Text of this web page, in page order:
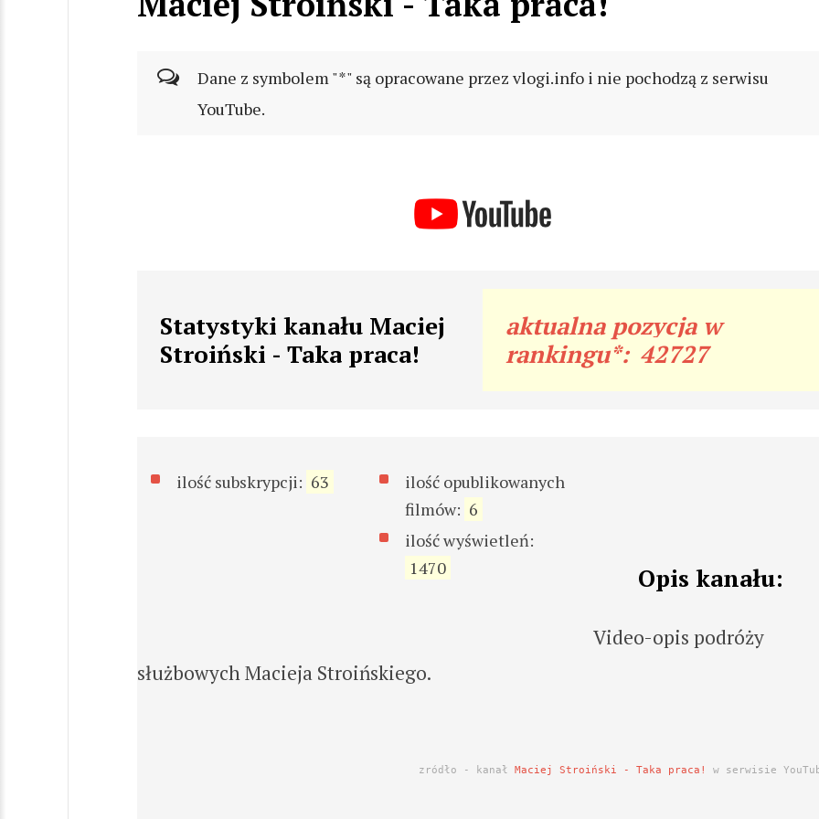
Dane z symbolem "*" są opracowane przez vlogi.info i nie pochodzą z serwisu
YouTube.
Statystyki kanału Maciej
Stroiński - Taka praca!
aktualna pozycja w
rankingu*: 42727
ilość subskrypcji: 63
ilość opublikowanych
filmów: 6
ilość wyświetleń:
1470
Opis kanału:
Video-opis podróży
służbowych Macieja Stroińskiego.
zródło - kanałMaciej Stroiński - Taka praca! w serwisie